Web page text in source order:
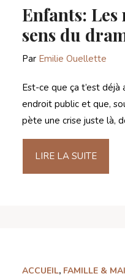
Enfants:
sens du
Par Emilie Ouellette
Est-ce que ça t’est déjà
endroit public et que,
pète une crise juste là,
LIRE LA SUITE
ACCUEIL, FAMILLE &